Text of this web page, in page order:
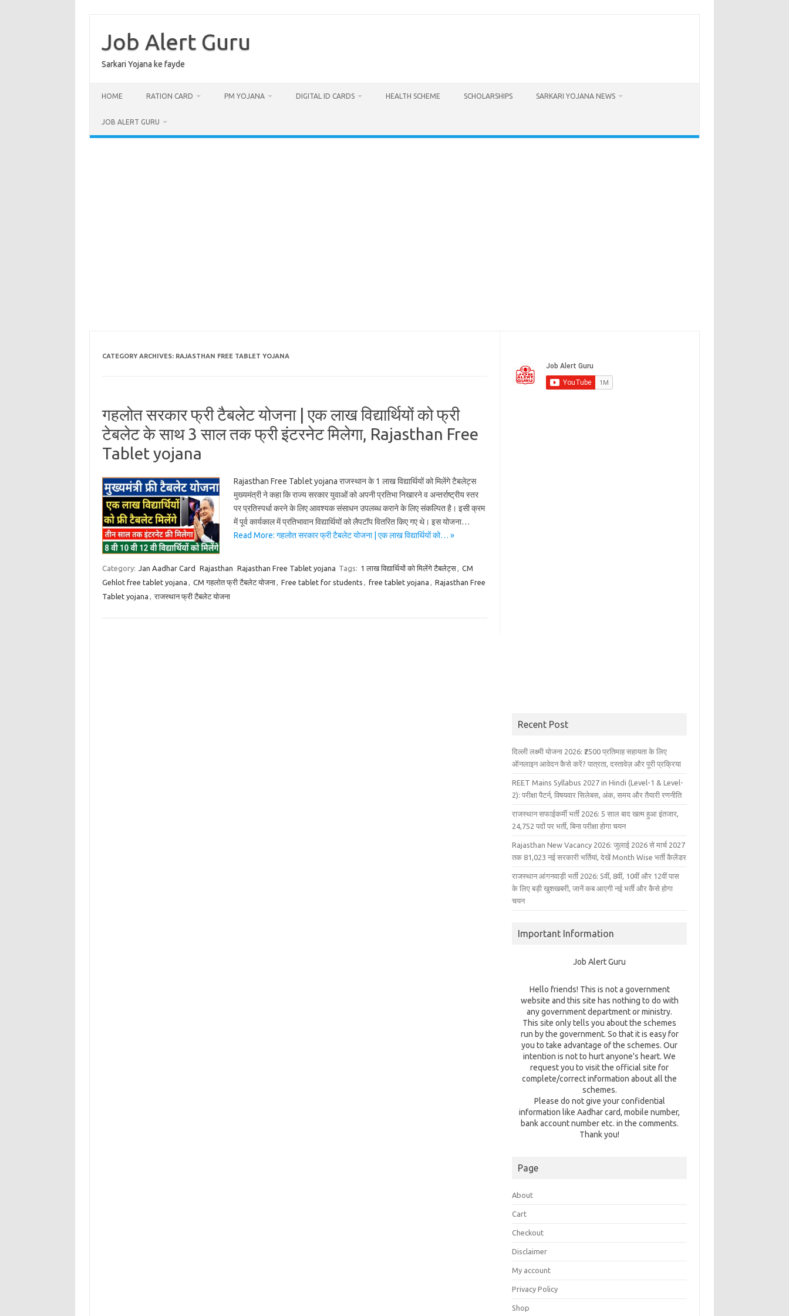
content
Job Alert Guru
Sarkari Yojana ke fayde
HOME RATION CARD PM YOJANA DIGITAL ID CARDS HEALTH SCHEME SCHOLARSHIPS SARKARI YOJANA NEWS
JOB ALERT GURU
CATEGORY ARCHIVES: RAJASTHAN FREE TABLET YOJANA
गहलोत सरकार फ्री टैबलेट योजना | एक लाख विद्यार्थियों को फ्री
टेबलेट के साथ 3 साल तक फ्री इंटरनेट मिलेगा, Rajasthan Free
Tablet yojana
Rajasthan Free Tablet yojana राजस्थान के 1 लाख विद्यार्थियों को मिलेंगे टैबलेट्स
मुख्यमंत्री ने कहा कि राज्य सरकार युवाओं को अपनी प्रतिभा निखारने व अन्तर्राष्ट्रीय स्तर
पर प्रतिस्पर्धा करने के लिए आवश्यक संसाधन उपलब्ध कराने के लिए संकल्पित है। इसी क्रम
में पूर्व कार्यकाल में प्रतिभावान विद्यार्थियों को लैपटॉप वितरित किए गए थे। इस योजना…
Read More: गहलोत सरकार फ्री टैबलेट योजना | एक लाख विद्यार्थियों को… »
Category: Jan Aadhar Card Rajasthan Rajasthan Free Tablet yojana Tags: 1 लाख विद्यार्थियों को मिलेंगे टैबलेट्स
CM
Gehlot free tablet yojana
CM गहलोत फ्री टैबलेट योजना Free tablet for students free tablet yojana
Rajasthan Free
Tablet yojana
राजस्थान फ्री टैबलेट योजना
Recent Post
दिल्ली लक्ष्मी योजना 2026: ₹2500 प्रतिमाह सहायता के लिए
ऑनलाइन आवेदन कैसे करें? पात्रता, दस्तावेज़ और पूरी प्रक्रिया
REET Mains Syllabus 2027 in Hindi (Level-1 & Level-
2): परीक्षा पैटर्न, विषयवार सिलेबस, अंक, समय और तैयारी रणनीति
राजस्थान सफाईकर्मी भर्ती 2026: 5 साल बाद खत्म हुआ इंतजार,
24,752 पदों पर भर्ती, बिना परीक्षा होगा चयन
Rajasthan New Vacancy 2026: जुलाई 2026 से मार्च 2027
तक 81,023 नई सरकारी भर्तियां, देखें Month Wise भर्ती कैलेंडर
राजस्थान आंगनवाड़ी भर्ती 2026: 5वीं, 8वीं, 10वीं और 12वीं पास
के लिए बड़ी खुशखबरी, जानें कब आएगी नई भर्ती और कैसे होगा
चयन
Important Information
Job Alert Guru
Hello friends! This is not a government
website and this site has nothing to do with
any government department or ministry.
This site only tells you about the schemes
run by the government. So that it is easy for
you to take advantage of the schemes. Our
intention is not to hurt anyone's heart. We
request you to visit the official site for
complete/correct information about all the
schemes.
Please do not give your confidential
information like Aadhar card, mobile number,
bank account number etc. in the comments.
Thank you!
Page
About
Cart
Checkout
Disclaimer
My account
Privacy Policy
Shop